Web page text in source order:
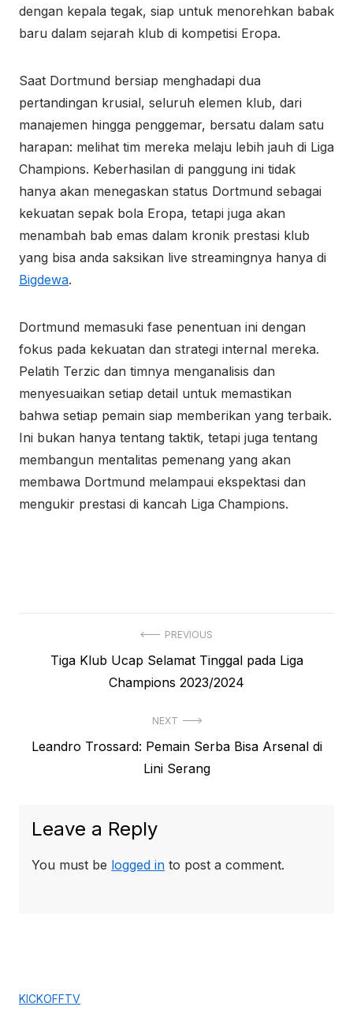
dengan kepala tegak, siap untuk menorehkan babak
baru dalam sejarah klub di kompetisi Eropa.
Saat Dortmund bersiap menghadapi dua
pertandingan krusial, seluruh elemen klub, dari
manajemen hingga penggemar, bersatu dalam satu
harapan: melihat tim mereka melaju lebih jauh di Liga
Champions. Keberhasilan di panggung ini tidak
hanya akan menegaskan status Dortmund sebagai
kekuatan sepak bola Eropa, tetapi juga akan
menambah bab emas dalam kronik prestasi klub
yang bisa anda saksikan live streamingnya hanya di
Bigdewa.
Dortmund memasuki fase penentuan ini dengan
fokus pada kekuatan dan strategi internal mereka.
Pelatih Terzic dan timnya menganalisis dan
menyesuaikan setiap detail untuk memastikan
bahwa setiap pemain siap memberikan yang terbaik.
Ini bukan hanya tentang taktik, tetapi juga tentang
membangun mentalitas pemenang yang akan
membawa Dortmund melampaui ekspektasi dan
mengukir prestasi di kancah Liga Champions.
navigation
PREVIOUS
Previous
Tiga Klub Ucap Selamat Tinggal pada Liga
Champions 2023/2024
NEXT
Next
Leandro Trossard: Pemain Serba Bisa Arsenal di
Lini Serang
Leave a Reply
You must be logged in to post a comment.
KICKOFFTV